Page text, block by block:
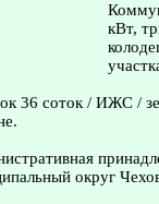
кВт,
36 соток / ИЖС /
округ